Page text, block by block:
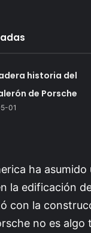
historia del
de Porsche
01
ha
la edificación
con la
no es